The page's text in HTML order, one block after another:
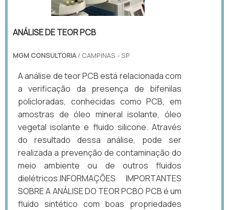
ANÁLISE DE TEOR PCB
MGM CONSULTORIA/ CAMPINAS - SP
A análise de teor PCB está relacionada com
a verificação da presença de bifenilas
policloradas, conhecidas como PCB, em
amostras de óleo mineral isolante, óleo
vegetal isolante e fluido silicone. Através
do resultado dessa análise, pode ser
realizada a prevenção de contaminação do
meio ambiente ou de outros fluidos
dielétricos.INFORMAÇÕES IMPORTANTES
SOBRE A ANÁLISE DO TEOR PCBO PCB é um
fluido sintético com boas propriedades